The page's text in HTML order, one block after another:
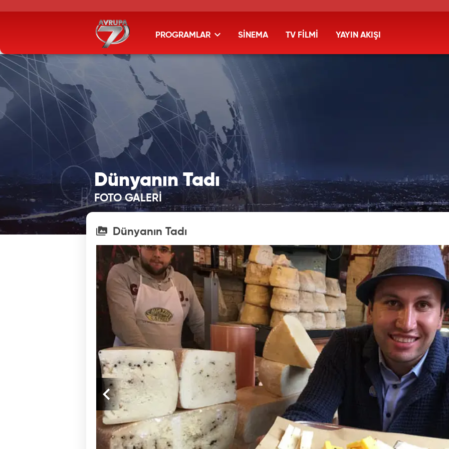
PROGRAMLAR SİNEMA TV FİLMİ YAYIN AKIŞI
Dünyanın Tadı
FOTO GALERİ
Dünyanın Tadı